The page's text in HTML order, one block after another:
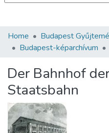
Communities &
Statistics
About us
Home Budapest
Budapest-képarchívum
Der Bahnhof
Staatsbahn